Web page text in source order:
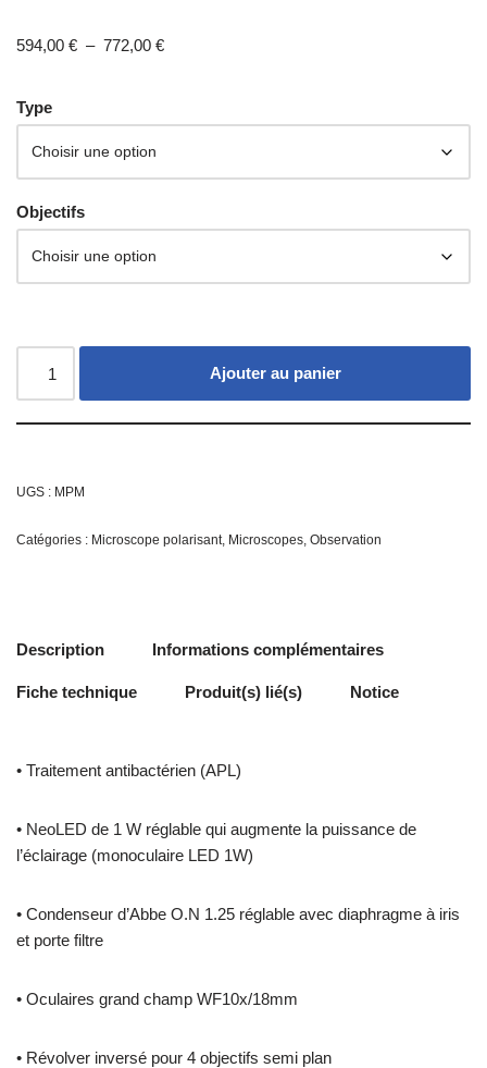
594,00 € – 772,00 €
Type
Objectifs
Ajouter au panier
UGS : MPM
Catégories : Microscope polarisant, Microscopes, Observation
Description Informations complémentaires
Fiche technique Produit(s) lié(s) Notice
• Traitement antibactérien (APL)
• NeoLED de 1 W réglable qui augmente la puissance de
l’éclairage (monoculaire LED 1W)
• Condenseur d’Abbe O.N 1.25 réglable avec diaphragme à iris
et porte filtre
• Oculaires grand champ WF10x/18mm
• Révolver inversé pour 4 objectifs semi plan